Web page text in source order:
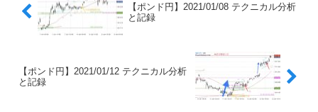
【ポンド円】2021/01/08 テクニカル分析
と記録
【ポンド円】2021/01/12 テクニカル分析
と記録